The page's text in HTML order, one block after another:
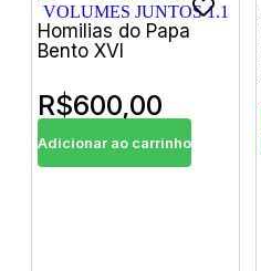
Homilias do Papa
Bento XVI
R$600,00
Adicionar ao carrinho